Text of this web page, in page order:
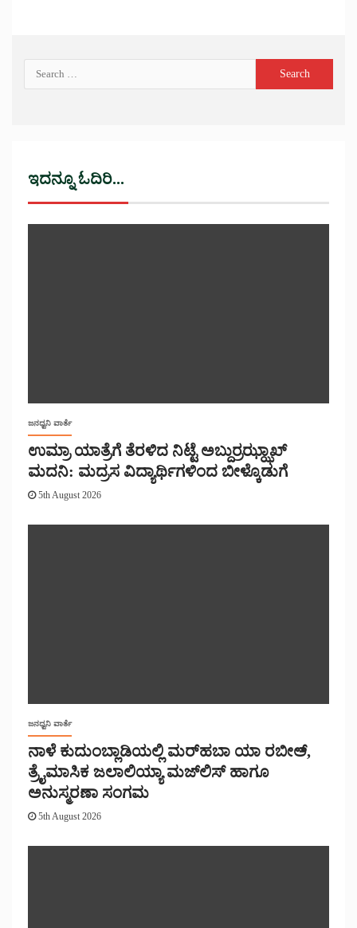
ಇದನ್ನೂ ಓದಿರಿ...
ಜನಧ್ವನಿ ವಾರ್ತೆ
ಉಮ್ರಾ ಯಾತ್ರೆಗೆ ತೆರಳಿದ ನಿಟ್ಟೆ ಅಬ್ದುರ್ರಝ್ಝಾಖ್
ಮದನಿ: ಮದ್ರಸ ವಿದ್ಯಾರ್ಥಿಗಳಿಂದ ಬೀಳ್ಕೊಡುಗೆ
5th August 2026
ಜನಧ್ವನಿ ವಾರ್ತೆ
ನಾಳೆ ಕುದುಂಬ್ಲಾಡಿಯಲ್ಲಿ ಮರ್‌‌ಹಬಾ ಯಾ ರಬೀಅ್,
ತ್ರೈಮಾಸಿಕ ಜಲಾಲಿಯ್ಯಾ ಮಜ್‌‌ಲಿಸ್‌‌ ಹಾಗೂ
ಅನುಸ್ಮರಣಾ ಸಂಗಮ
5th August 2026